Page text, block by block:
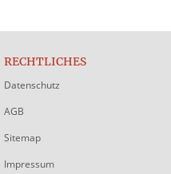
RECHTLICHES
Datenschutz
AGB
Sitemap
Impressum